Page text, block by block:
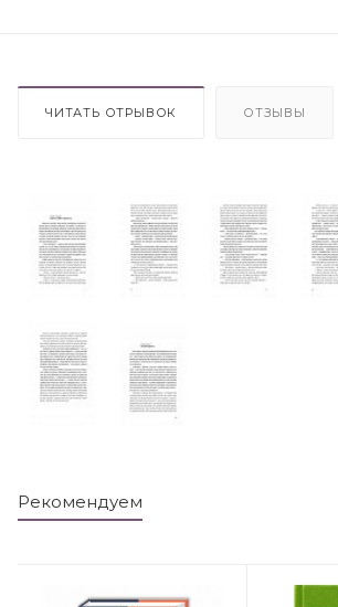
ЧИТАТЬ ОТРЫВОК ОТЗЫВЫ
Рекомендуем